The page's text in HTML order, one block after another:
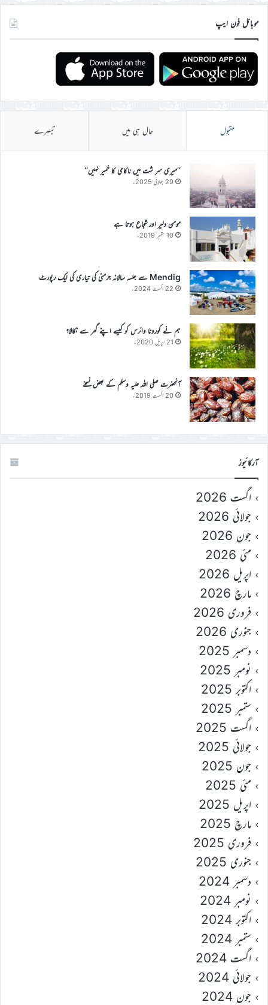
موبائل فون ایپ
مقبول حال ہی میں تبصرے
’’میری سر شت میں ناکامی کا خمیر نہیں‘‘
29 جولائی 2025ء
مومن دلیر اور شجاع ہوتا ہے
10 ستمبر 2019ء
Mendig سے جلسہ سالانہ جرمنی کی تیاری کی ایک رپورٹ
22 اگست 2024ء
ہم نے کورونا وائرس کو کیسے اپنے گھر سے نکالا؟
21 اپریل 2020ء
آنحضرت صلی اللہ علیہ وسلم کے بعض نسخے
20 اگست 2019ء
آرکائیوز
اگست 2026
جولائی 2026
جون 2026
مئی 2026
اپریل 2026
مارچ 2026
فروری 2026
جنوری 2026
دسمبر 2025
نومبر 2025
اکتوبر 2025
ستمبر 2025
اگست 2025
جولائی 2025
جون 2025
مئی 2025
اپریل 2025
مارچ 2025
فروری 2025
جنوری 2025
دسمبر 2024
نومبر 2024
اکتوبر 2024
ستمبر 2024
اگست 2024
جولائی 2024
جون 2024